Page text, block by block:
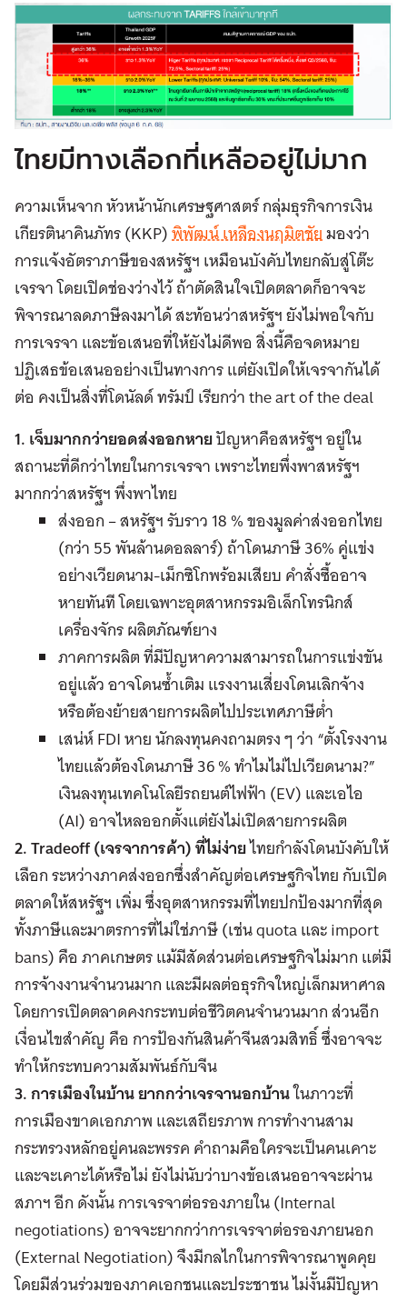
ไทยมีทางเลือกที่เหลืออยู่ไม่มาก
ความเห็นจาก หัวหน้านักเศรษฐศาสตร์ กลุ่มธุรกิจการเงิน
เกียรตินาคินภัทร (KKP)พิพัฒน์ เหลืองนฤมิตชัยมองว่า
การแจ้งอัตราภาษีของสหรัฐฯ เหมือนบังคับไทยกลับสู่โต๊ะ
เจรจา โดยเปิดช่องว่างไว้ ถ้าตัดสินใจเปิดตลาดก็อาจจะ
พิจารณาลดภาษีลงมาได้ สะท้อนว่าสหรัฐฯ ยังไม่พอใจกับ
การเจรจา และข้อเสนอที่ให้ยังไม่ดีพอ สิ่งนี้คือจดหมาย
ปฏิเสธข้อเสนออย่างเป็นทางการ แต่ยังเปิดให้เจรจากันได้
ต่อ คงเป็นสิ่งที่โดนัลด์ ทรัมป์ เรียกว่า the art of the deal
1. เจ็บมากกว่ายอดส่งออกหายปัญหาคือสหรัฐฯ อยู่ใน
สถานะที่ดีกว่าไทยในการเจรจา เพราะไทยพึ่งพาสหรัฐฯ
มากกว่าสหรัฐฯ พึ่งพาไทย
ส่งออก – สหรัฐฯ รับราว 18 % ของมูลค่าส่งออกไทย
(กว่า 55 พันล้านดอลลาร์) ถ้าโดนภาษี 36% คู่แข่ง
อย่างเวียดนาม-เม็กซิโกพร้อมเสียบ คำสั่งซื้ออาจ
หายทันที โดยเฉพาะอุตสาหกรรมอิเล็กโทรนิกส์
เครื่องจักร ผลิตภัณฑ์ยาง
ภาคการผลิต ที่มีปัญหาความสามารถในการแข่งขัน
อยู่แล้ว อาจโดนซ้ำเติม แรงงานเสี่ยงโดนเลิกจ้าง
หรือต้องย้ายสายการผลิตไปประเทศภาษีต่ำ
เสน่ห์ FDI หาย นักลงทุนคงถามตรง ๆ ว่า “ตั้งโรงงาน
ไทยแล้วต้องโดนภาษี 36 % ทำไมไม่ไปเวียดนาม?”
เงินลงทุนเทคโนโลยีรถยนต์ไฟฟ้า (EV) และเอไอ
(AI) อาจไหลออกตั้งแต่ยังไม่เปิดสายการผลิต
2. Tradeoff (เจรจาการค้า)ที่ไม่ง่ายไทยกำลังโดนบังคับให้
เลือก ระหว่างภาคส่งออกซึ่งสำคัญต่อเศรษฐกิจไทย กับเปิด
ตลาดให้สหรัฐฯ เพิ่ม ซึ่งอุตสาหกรรมที่ไทยปกป้องมากที่สุด
ทั้งภาษีและมาตรการที่ไม่ใช่ภาษี (เช่น quota และ import
bans) คือ ภาคเกษตร แม้มีสัดส่วนต่อเศรษฐกิจไม่มาก แต่มี
การจ้างงานจำนวนมาก และมีผลต่อธุรกิจใหญ่เล็กมหาศาล
โดยการเปิดตลาดคงกระทบต่อชีวิตคนจำนวนมาก ส่วนอีก
เงื่อนไขสำคัญ คือ การป้องกันสินค้าจีนสวมสิทธิ์ ซึ่งอาจจะ
ทำให้กระทบความสัมพันธ์กับจีน
3. การเมืองในบ้าน ยากกว่าเจรจานอกบ้านในภาวะที่
การเมืองขาดเอกภาพ และเสถียรภาพ การทำงานสาม
กระทรวงหลักอยู่คนละพรรค คำถามคือใครจะเป็นคนเคาะ
และจะเคาะได้หรือไม่ ยังไม่นับว่าบางข้อเสนออาจจะผ่าน
สภาฯ อีก ดังนั้น การเจรจาต่อรองภายใน (Internal
negotiations) อาจจะยากกว่าการเจรจาต่อรองภายนอก
(External Negotiation) จึงมีกลไกในการพิจารณาพูดคุย
โดยมีส่วนร่วมของภาคเอกชนและประชาชน ไม่งั้นมีปัญหา